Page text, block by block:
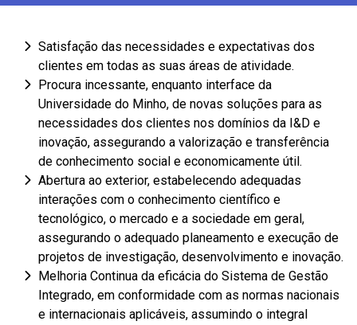
Satisfação das necessidades e expectativas dos
clientes em todas as suas áreas de atividade.
Procura incessante, enquanto interface da
Universidade do Minho, de novas soluções para as
necessidades dos clientes nos domínios da I&D e
inovação, assegurando a valorização e transferência
de conhecimento social e economicamente útil.
Abertura ao exterior, estabelecendo adequadas
interações com o conhecimento científico e
tecnológico, o mercado e a sociedade em geral,
assegurando o adequado planeamento e execução de
projetos de investigação, desenvolvimento e inovação.
Melhoria Continua da eficácia do Sistema de Gestão
Integrado, em conformidade com as normas nacionais
e internacionais aplicáveis, assumindo o integral